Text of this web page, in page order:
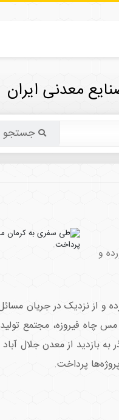
معدنی ایران
جستجو
و
و از نزدیک در جریان
میدکو طی بازدید دو روزه خود در ابتدا روز سه‌شنبه 20
کنسانتره و گندله سنگ آهن سیرجان و معدن شماره 4 سیرجان سرزده و
پرداخت.